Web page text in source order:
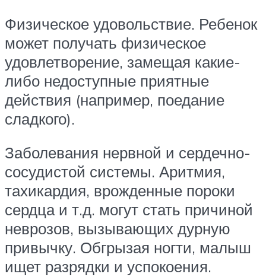
Физическое удовольствие. Ребенок
может получать физическое
удовлетворение, замещая какие-
либо недоступные приятные
действия (например, поедание
сладкого).
Заболевания нервной и сердечно-
сосудистой системы. Аритмия,
тахикардия, врожденные пороки
сердца и т.д. могут стать причиной
неврозов, вызывающих дурную
привычку. Обгрызая ногти, малыш
ищет разрядки и успокоения.